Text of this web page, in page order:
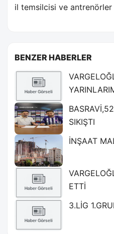
il temsilcisi ve
BENZER HABERLER
SIKIŞTI
İNŞAAT
ETTİ
3.LİG